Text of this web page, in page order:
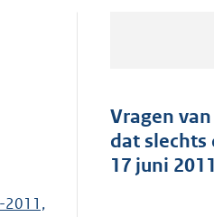
2011,
Vragen
dat slechts
17 juni